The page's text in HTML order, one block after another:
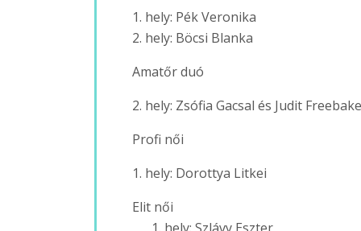
1. hely: Pék Veronika
2. hely: Böcsi Blanka
Amatőr duó
2. hely: Zsófia Gacsal és Judit Freebake
Profi női
1. hely: Dorottya Litkei
Elit női